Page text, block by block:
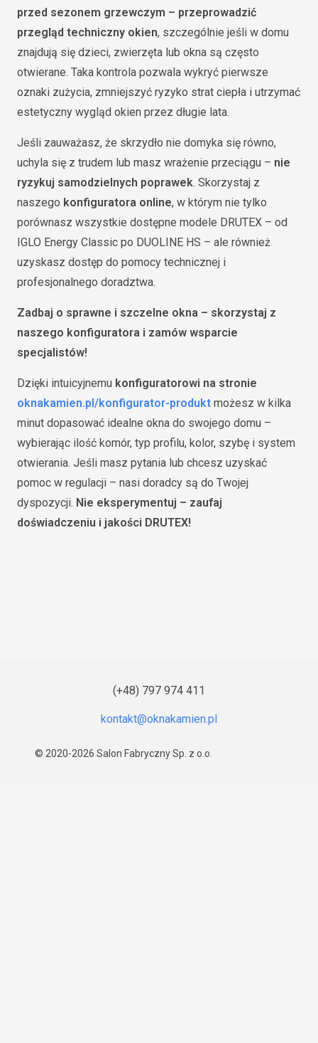
przed sezonem grzewczym – przeprowadzić
przegląd techniczny okien, szczególnie jeśli w domu
znajdują się dzieci, zwierzęta lub okna są często
otwierane. Taka kontrola pozwala wykryć pierwsze
oznaki zużycia, zmniejszyć ryzyko strat ciepła i utrzymać
estetyczny wygląd okien przez długie lata.
Jeśli zauważasz, że skrzydło nie domyka się równo,
uchyla się z trudem lub masz wrażenie przeciągu – nie
ryzykuj samodzielnych poprawek. Skorzystaj z
naszego konfiguratora online, w którym nie tylko
porównasz wszystkie dostępne modele DRUTEX – od
IGLO Energy Classic po DUOLINE HS – ale również
uzyskasz dostęp do pomocy technicznej i
profesjonalnego doradztwa.
Zadbaj o sprawne i szczelne okna – skorzystaj z
naszego konfiguratora i zamów wsparcie
specjalistów!
Dzięki intuicyjnemu konfiguratorowi na stronie
oknakamien.pl/konfigurator-produkt możesz w kilka
minut dopasować idealne okna do swojego domu –
wybierając ilość komór, typ profilu, kolor, szybę i system
otwierania. Jeśli masz pytania lub chcesz uzyskać
pomoc w regulacji – nasi doradcy są do Twojej
dyspozycji. Nie eksperymentuj – zaufaj
doświadczeniu i jakości DRUTEX!
(+48) 797 974 411
© 2020-2026 Salon Fabryczny Sp. z o.o.